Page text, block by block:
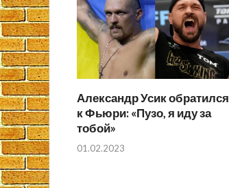
Александр Усик обратился
к Фьюри: «Пузо, я иду за
тобой»
01.02.2023